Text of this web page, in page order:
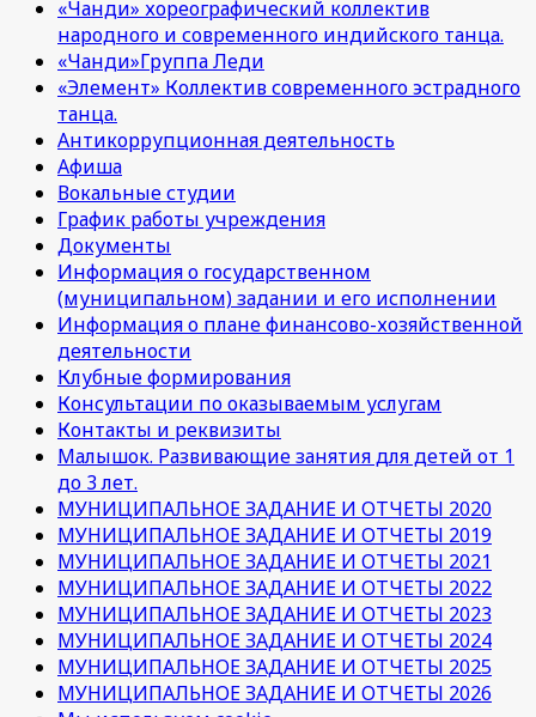
«Чанди» хореографический коллектив
народного и современного индийского танца.
«Чанди»Группа Леди
«Элемент» Коллектив современного эстрадного
танца.
Антикоррупционная деятельность
Афиша
Вокальные студии
График работы учреждения
Документы
Информация о государственном
(муниципальном) задании и его исполнении
Информация о плане финансово-хозяйственной
деятельности
Клубные формирования
Консультации по оказываемым услугам
Контакты и реквизиты
Малышок. Развивающие занятия для детей от 1
до 3 лет.
МУНИЦИПАЛЬНОЕ ЗАДАНИЕ И ОТЧЕТЫ 2020
МУНИЦИПАЛЬНОЕ ЗАДАНИЕ И ОТЧЕТЫ 2019
МУНИЦИПАЛЬНОЕ ЗАДАНИЕ И ОТЧЕТЫ 2021
МУНИЦИПАЛЬНОЕ ЗАДАНИЕ И ОТЧЕТЫ 2022
МУНИЦИПАЛЬНОЕ ЗАДАНИЕ И ОТЧЕТЫ 2023
МУНИЦИПАЛЬНОЕ ЗАДАНИЕ И ОТЧЕТЫ 2024
МУНИЦИПАЛЬНОЕ ЗАДАНИЕ И ОТЧЕТЫ 2025
МУНИЦИПАЛЬНОЕ ЗАДАНИЕ И ОТЧЕТЫ 2026